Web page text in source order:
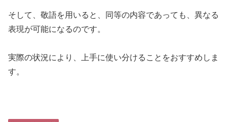
そして、敬語を用いると、同等の内容であっても、異なる
表現が可能になるのです。
実際の状況により、上手に使い分けることをおすすめしま
す。